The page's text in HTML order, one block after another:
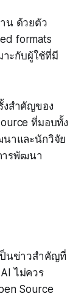
น ด้วยตัว
formats
าะกับผู้ใช้ที่มี
งสำคัญของ
ที่มอบทั้ง
าและนักวิจัย
ารพัฒนา
ป็นข่าวสำคัญที่
ไม่ควร
Source